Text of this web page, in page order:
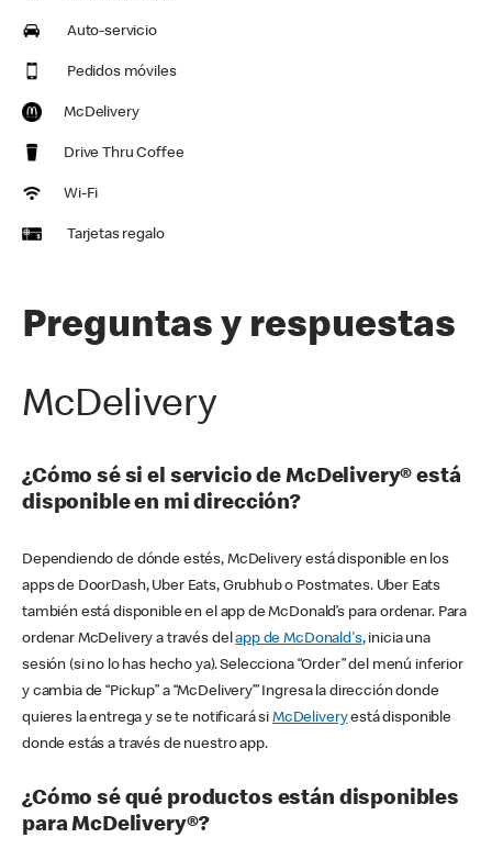
Auto-servicio
Pedidos móviles
McDelivery
Drive Thru Coffee
Wi-Fi
Tarjetas regalo
Preguntas y respuestas
McDelivery
¿Cómo sé si el servicio de McDelivery® está
disponible en mi dirección?
Dependiendo de dónde estés, McDelivery está disponible en los
apps de DoorDash, Uber Eats, Grubhub o Postmates. Uber Eats
también está disponible en el app de McDonald’s para ordenar. Para
ordenar McDelivery a través delapp de McDonald's, inicia una
sesión (si no lo has hecho ya). Selecciona “Order” del menú inferior
y cambia de “Pickup” a “McDelivery’” Ingresa la dirección donde
quieres la entrega y se te notificará si McDeliveryestá disponible
donde estás a través de nuestro app.
¿Cómo sé qué productos están disponibles
para McDelivery®?